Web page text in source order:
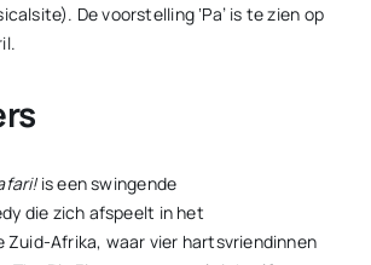
De voorstelling ‘Pa’ is te zien op
is een swingende
die zich afspeelt in het
Zuid-Afrika, waar vier hartsvriendinnen